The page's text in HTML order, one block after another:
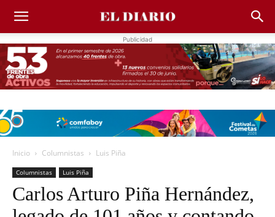
Publicidad
Inicio Columnistas Luis Piña
Columnistas Luis Piña
Carlos Arturo Piña Hernández,